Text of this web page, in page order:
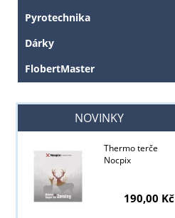
Pyrotechnika
Dárky
FlobertMaster
NOVINKY
Thermo terče
Nocpix
190,00 Kč